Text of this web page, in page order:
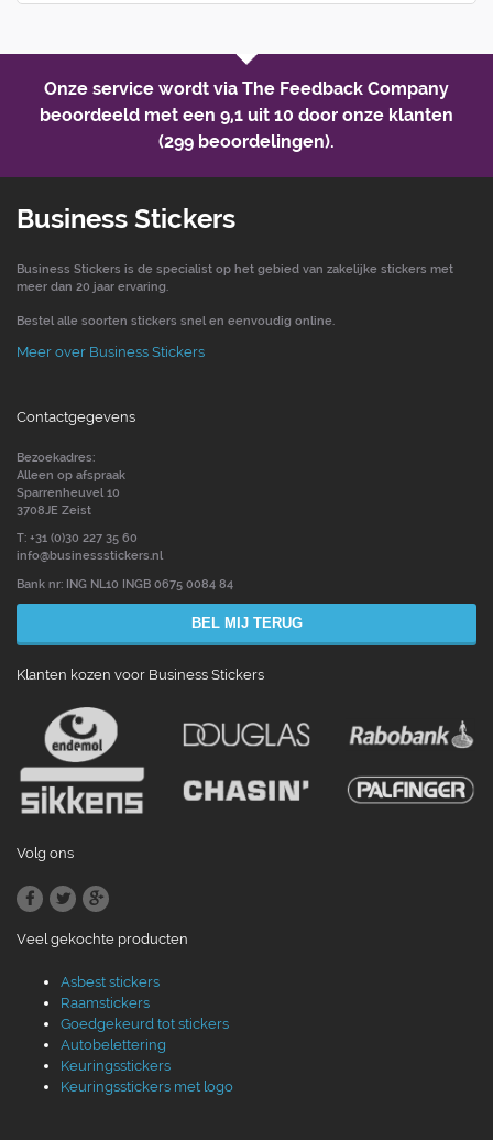
Onze service wordt via The Feedback Company
beoordeeld met een 9,1 uit 10 door onze klanten
(299 beoordelingen).
Business Stickers
Business Stickers is de specialist op het gebied van zakelijke stickers met
meer dan 20 jaar ervaring.
Bestel alle soorten stickers snel en eenvoudig online.
Meer over Business Stickers
Contactgegevens
Bezoekadres:
Alleen op afspraak
Sparrenheuvel 10
3708JE Zeist
T: +31 (0)30 227 35 60
info@businessstickers.nl
Bank nr: ING NL10 INGB 0675 0084 84
BEL MIJ TERUG
Klanten kozen voor Business Stickers
Volg ons
Veel gekochte producten
Asbest stickers
Raamstickers
Goedgekeurd tot stickers
Autobelettering
Keuringsstickers
Keuringsstickers met logo